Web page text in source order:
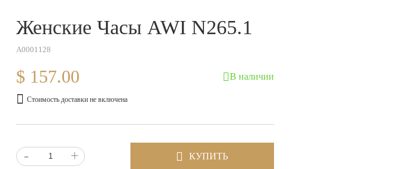
Женские Часы AWI N265.1
A0001128
$ 157.00 В наличии
Стоимость доставки не включена
- + КУПИТЬ